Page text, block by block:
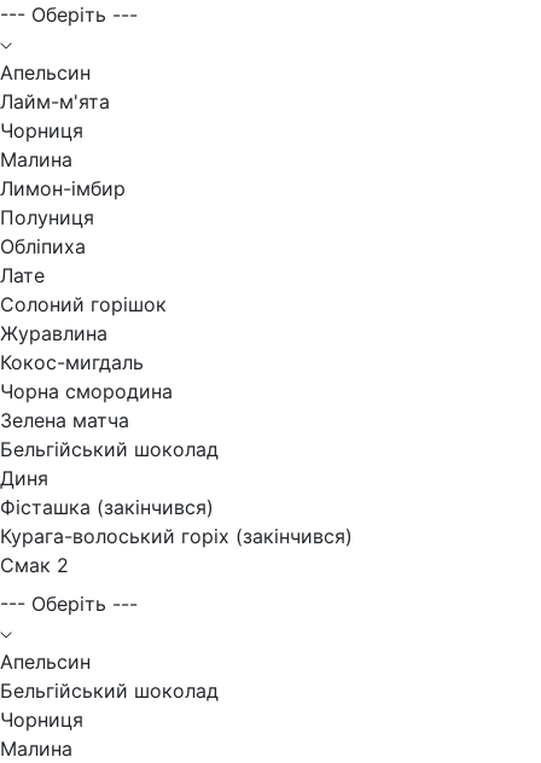
--- Оберіть ---
Апельсин
Лайм-м'ята
Чорниця
Малина
Лимон-імбир
Полуниця
Обліпиха
Лате
Солоний горішок
Журавлина
Кокос-мигдаль
Чорна смородина
Зелена матча
Бельгійський шоколад
Диня
Фісташка (закінчився)
Курага-волоський горіх (закінчився)
Смак 2
--- Оберіть ---
Апельсин
Бельгійський шоколад
Чорниця
Малина